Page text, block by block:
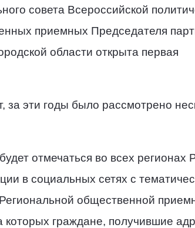
совета Всероссийской
приемных Председателя
области открыта первая
эти годы было рассмотрено
отмечаться во всех регионах
в социальных сетях c
общественной
граждане, получившие